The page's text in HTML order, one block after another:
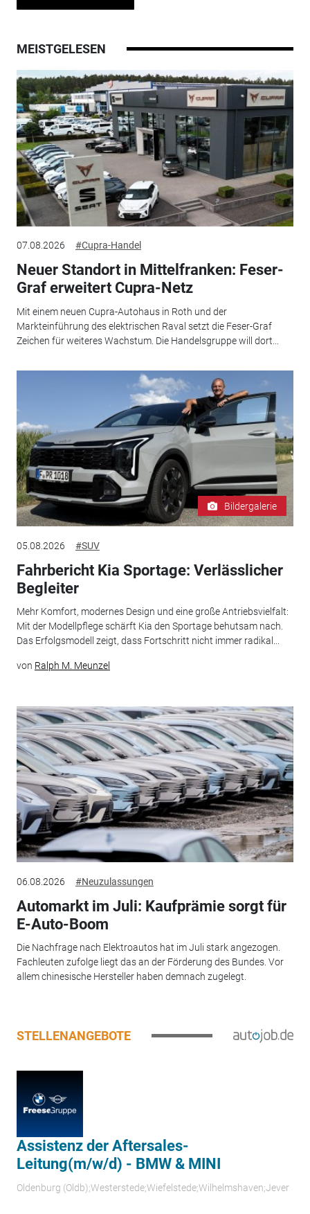
MEISTGELESEN
07.08.2026 #Cupra-Handel
Neuer Standort in Mittelfranken: Feser-
Graf erweitert Cupra-Netz
Mit einem neuen Cupra-Autohaus in Roth und der
Markteinführung des elektrischen Raval setzt die Feser-Graf
Zeichen für weiteres Wachstum. Die Handelsgruppe will dort...
Bildergalerie
05.08.2026 #SUV
Fahrbericht Kia Sportage: Verlässlicher
Begleiter
Mehr Komfort, modernes Design und eine große Antriebsvielfalt:
Mit der Modellpflege schärft Kia den Sportage behutsam nach.
Das Erfolgsmodell zeigt, dass Fortschritt nicht immer radikal...
von Ralph M. Meunzel
06.08.2026 #Neuzulassungen
Automarkt im Juli: Kaufprämie sorgt für
E-Auto-Boom
Die Nachfrage nach Elektroautos hat im Juli stark angezogen.
Fachleuten zufolge liegt das an der Förderung des Bundes. Vor
allem chinesische Hersteller haben demnach zugelegt.
STELLENANGEBOTE
Assistenz der Aftersales-
Leitung(m/w/d) - BMW & MINI
Oldenburg (Oldb);Westerstede;Wiefelstede;Wilhelmshaven;Jever